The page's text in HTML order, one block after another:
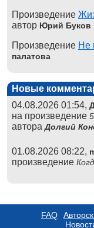
Произведение
автор Юрий Буков
Произведение Не
палатова
Новые
04.08.2026 01:54,
на произведение
автораДолгий
01.08.2026 08:22,
произведение
FAQ